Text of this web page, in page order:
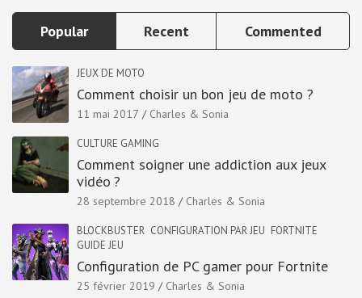
Popular Recent Commented
JEUX DE MOTO
Comment choisir un bon jeu de moto ?
11 mai 2017 Charles & Sonia
CULTURE GAMING
Comment soigner une addiction aux jeux
vidéo ?
28 septembre 2018 Charles & Sonia
BLOCKBUSTER CONFIGURATION PAR JEU FORTNITE
GUIDE JEU
Configuration de PC gamer pour Fortnite
25 février 2019 Charles & Sonia